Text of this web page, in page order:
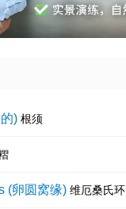
) 根须
(卵圆窝缘) 维厄桑氏环